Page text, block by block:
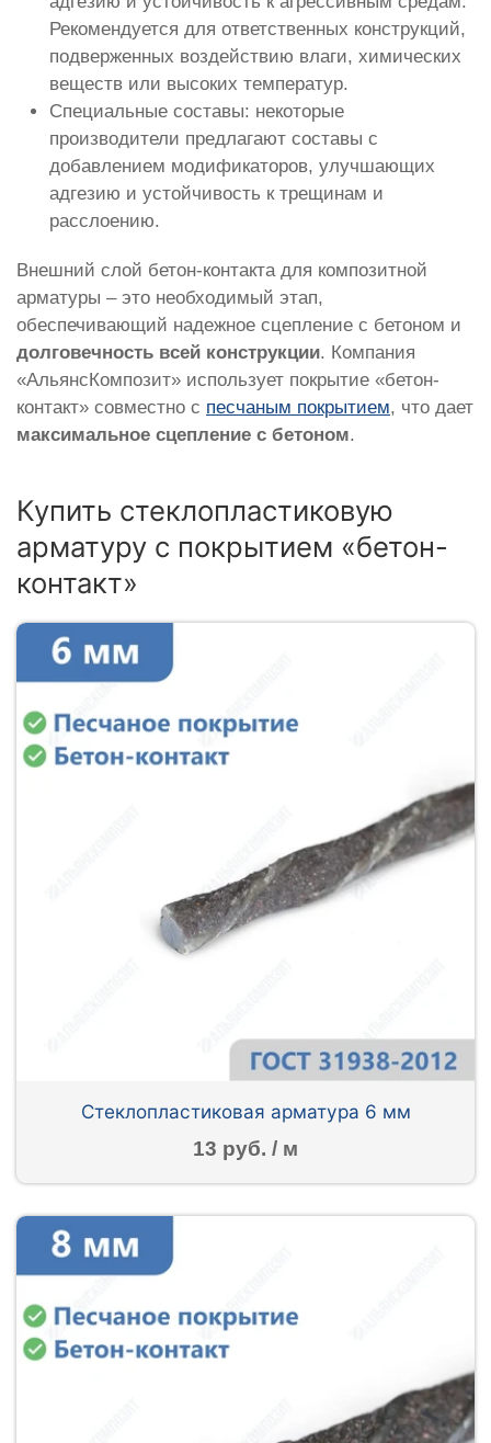
Рекомендуется для ответственных конструкций,
подверженных воздействию влаги, химических
веществ или высоких температур.
Специальные составы: некоторые
производители предлагают составы с
добавлением модификаторов, улучшающих
адгезию и устойчивость к трещинам и
расслоению.
Внешний слой бетон-контакта для композитной
арматуры – это необходимый этап,
обеспечивающий надежное сцепление с бетоном и
долговечность всей конструкции. Компания
«АльянсКомпозит» использует покрытие «бетон-
контакт» совместно с песчаным покрытием, что дает
максимальное сцепление с бетоном.
Купить стеклопластиковую
арматуру с покрытием «бетон-
контакт»
Стеклопластиковая арматура 6 мм
13 руб. / м